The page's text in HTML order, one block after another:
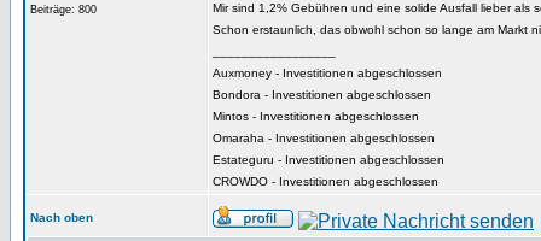
Beiträge: 800
Mir sind 1,2% Gebühren und eine solide Ausfall lieber als
Schon erstaunlich, das obwohl schon so lange am Markt
Auxmoney - Investitionen abgeschlossen
Bondora - Investitionen abgeschlossen
Mintos - Investitionen abgeschlossen
Omaraha - Investitionen abgeschlossen
Estateguru - Investitionen abgeschlossen
CROWDO - Investitionen abgeschlossen
Nach oben